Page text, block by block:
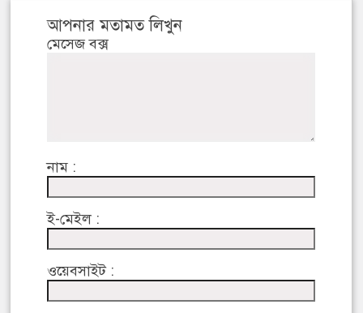
আপনার মতামত লিখুন
মেসেজ বক্স
নাম :
ই-মেইল :
ওয়েবসাইট :